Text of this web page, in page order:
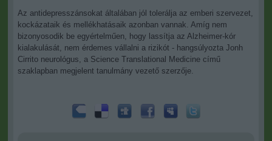
Az antidepresszánsokat általában jól tolerálja az emberi szervezet,
kockázataik és mellékhatásaik azonban vannak. Amíg nem
bizonyosodik be egyértelműen, hogy lassítja az Alzheimer-kór
kialakulását, nem érdemes vállalni a rizikót - hangsúlyozta Jonh
Cirrito neurológus, a Science Translational Medicine című
szaklapban megjelent tanulmány vezető szerzője.